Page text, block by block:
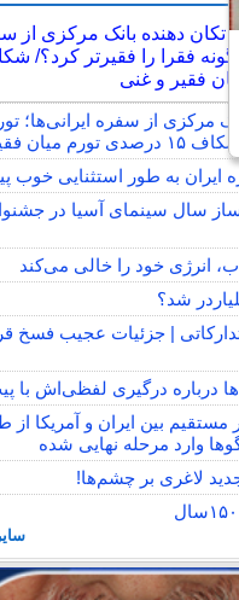
دهنده بانک مرکزی از
فقیر و غنی
مرکزی از سفره ایرانی‌ها؛
فقیر و غنی
ایران به طور استثنایی خوب
سال سینمای آسیا در
انرژی خود را خالی می‌کند
شد؟
| جزئیات عجیب فسخ
درباره درگیری لفظی‌اش
مستقیم بین ایران و آمریکا از
وارد مرحله نهایی شده
جدید لاغری بر چشم‌ها!